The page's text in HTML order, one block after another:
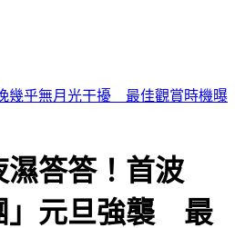
重唱BLACKPINK神曲
濕答答！首波
」元旦強襲 最